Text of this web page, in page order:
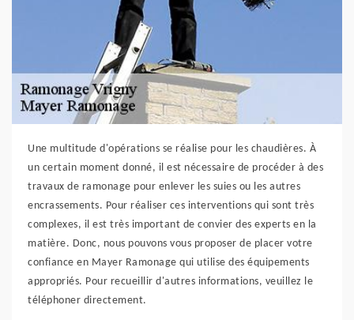
Une multitude d'opérations se réalise pour les chaudières. À
un certain moment donné, il est nécessaire de procéder à des
travaux de ramonage pour enlever les suies ou les autres
encrassements. Pour réaliser ces interventions qui sont très
complexes, il est très important de convier des experts en la
matière. Donc, nous pouvons vous proposer de placer votre
confiance en Mayer Ramonage qui utilise des équipements
appropriés. Pour recueillir d'autres informations, veuillez le
téléphoner directement.